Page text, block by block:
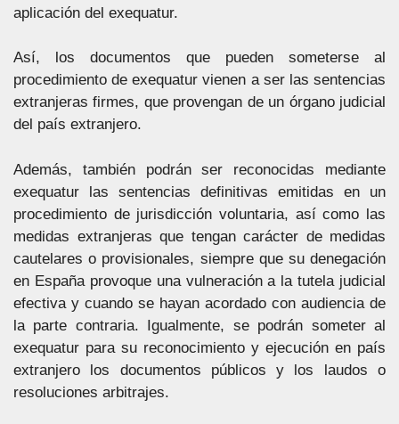
aplicación del exequatur.
Así, los documentos que pueden someterse al
procedimiento de exequatur vienen a ser las sentencias
extranjeras firmes, que provengan de un órgano judicial
del país extranjero.
Además, también podrán ser reconocidas mediante
exequatur las sentencias definitivas emitidas en un
procedimiento de jurisdicción voluntaria, así como las
medidas extranjeras que tengan carácter de medidas
cautelares o provisionales, siempre que su denegación
en España provoque una vulneración a la tutela judicial
efectiva y cuando se hayan acordado con audiencia de
la parte contraria. Igualmente, se podrán someter al
exequatur para su reconocimiento y ejecución en país
extranjero los documentos públicos y los laudos o
resoluciones arbitrajes.